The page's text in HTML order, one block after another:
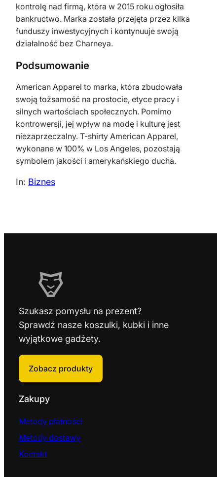
kontrolę nad firmą, która w 2015 roku ogłosiła
bankructwo. Marka została przejęta przez kilka
funduszy inwestycyjnych i kontynuuje swoją
działalność bez Charneya.
Podsumowanie
American Apparel to marka, która zbudowała
swoją tożsamość na prostocie, etyce pracy i
silnych wartościach społecznych. Pomimo
kontrowersji, jej wpływ na modę i kulturę jest
niezaprzeczalny. T-shirty American Apparel,
wykonane w 100% w Los Angeles, pozostają
symbolem jakości i amerykańskiego ducha.
In: Biznes
Szukasz pomysłu na prezent?
Sprawdź nasze koszulki, kubki i inne
wyjątkowe gadżety.
Zobacz produkty
Zakupy
Metody płatności
Metody dostawy
Kontakt